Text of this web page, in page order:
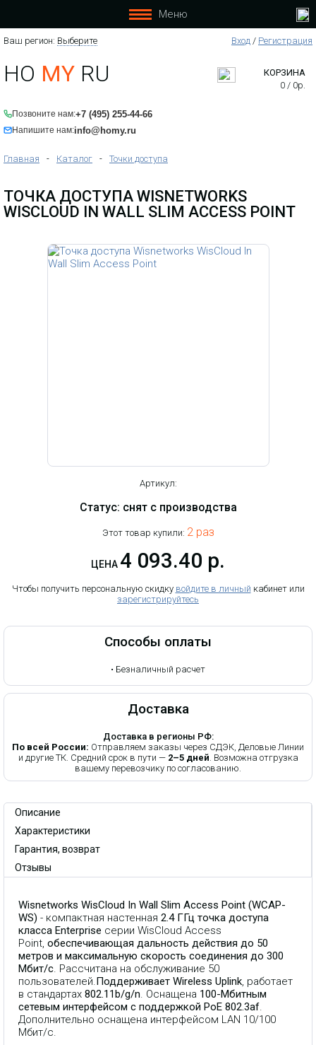
Меню
Ваш регион: Выберите Вход / Регистрация
HO MY RU
Позвоните нам:+7 (495) 255-44-66
Напишите нам:info@homy.ru
КОРЗИНА
0 / 0р.
Главная - Каталог - Точки доступа
ТОЧКА ДОСТУПА WISNETWORKS
WISCLOUD IN WALL SLIM ACCESS POINT
Артикул:
Статус: снят с производства
Этот товар купили: 2 раз
ЦЕНА 4 093.40 р.
Чтобы получить персональную скидку войдите в личный кабинет или
зарегистрируйтесь
Способы оплаты
• Безналичный расчет
Доставка
Доставка в регионы РФ:
По всей России: Отправляем заказы через СДЭК, Деловые Линии
и другие ТК. Средний срок в пути — 2–5 дней. Возможна отгрузка
вашему перевозчику по согласованию.
Описание
Характеристики
Гарантия, возврат
Отзывы
Wisnetworks WisCloud In Wall Slim Access Point (WCAP-
WS) - компактная настенная 2.4 ГГц точка доступа
класса Enterprise серии WisCloud Access
Point, обеспечивающая дальность действия до 50
метров и максимальную скорость соединения до 300
Мбит/с. Рассчитана на обслуживание 50
пользователей. Поддерживает Wireless Uplink, работает
в стандартах 802.11b/g/n. Оснащена 100-Мбитным
сетевым интерфейсом с поддержкой PoE 802.3af.
Дополнительно оснащена интерфейсом LAN 10/100
Мбит/с.